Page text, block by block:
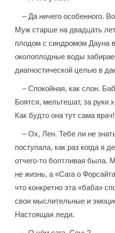
– Да ничего особенного.
Муж старше на двадцать
плодом с синдромом Дауна
околоплодные воды
диагностической целью в
– Спокойная, как слон.
Боятся, мельтешат, за руки
Как будто она тут сама врач!
– Ох, Лен. Тебе ли не
поступала, как раз когда я
отчего-то болтливая была.
не жизнь, а «Сага о
что конкретно эта «баба»
свои мыслительные и
Настоящая леди.